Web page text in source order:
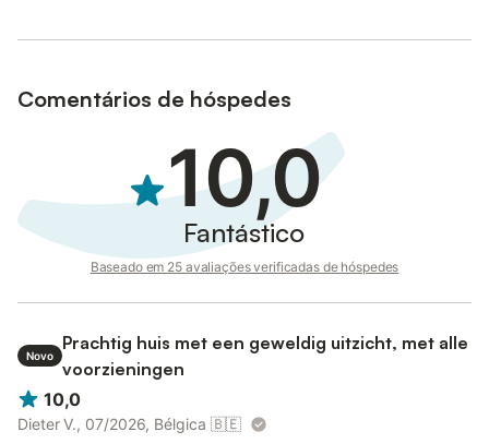
Comentários de hóspedes
10,0
Fantástico
Baseado em 25 avaliações verificadas de hóspedes
Novo
Prachtig huis met een geweldig uitzicht, met alle
voorzieningen
10,0
Dieter V., 07/2026, Bélgica 🇧🇪